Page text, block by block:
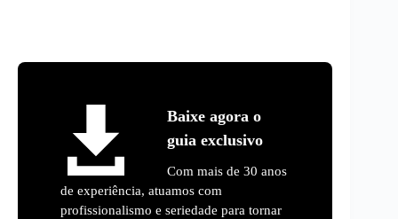
Baixe agora o
guia exclusivo
Com mais de 30 anos
de experiência, atuamos com
profissionalismo e seriedade para tornar